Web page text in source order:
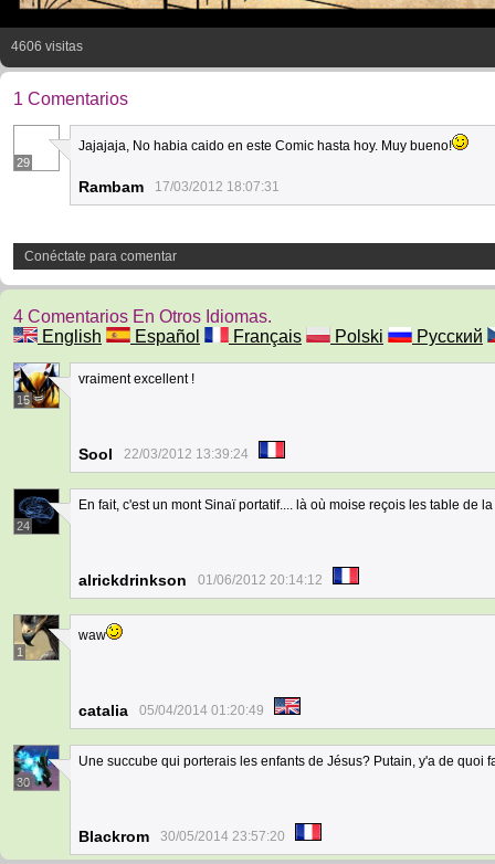
4606 visitas
1 Comentarios
29
Jajajaja, No habia caido en este Comic hasta hoy. Muy bueno!
Rambam 17/03/2012 18:07:31
Conéctate para comentar
4 Comentarios En Otros Idiomas.
English
Español Français Polski Русский
15
vraiment excellent !
Sool 22/03/2012 13:39:24
24
En fait, c'est un mont Sinaï portatif.... là où moise reçois les table de
alrickdrinkson 01/06/2012 20:14:12
1
waw
catalia 05/04/2014 01:20:49
30
Une succube qui porterais les enfants de Jésus? Putain, y'a de quoi
Blackrom 30/05/2014 23:57:20